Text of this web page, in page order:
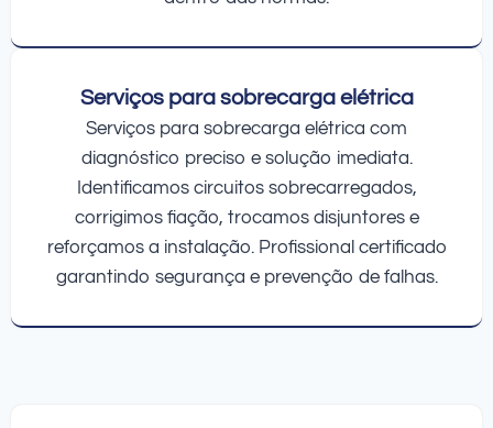
Serviços para sobrecarga elétrica
Serviços para sobrecarga elétrica com
diagnóstico preciso e solução imediata.
Identificamos circuitos sobrecarregados,
corrigimos fiação, trocamos disjuntores e
reforçamos a instalação. Profissional certificado
garantindo segurança e prevenção de falhas.